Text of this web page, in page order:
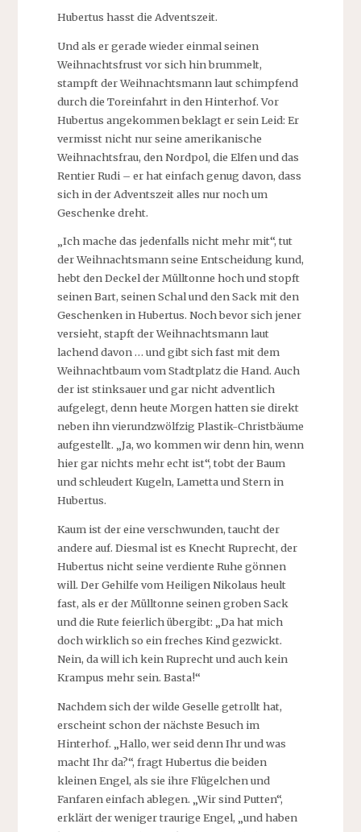
Hubertus hasst die Adventszeit.
Und als er gerade wieder einmal seinen
Weihnachtsfrust vor sich hin brummelt,
stampft der Weihnachtsmann laut schimpfend
durch die Toreinfahrt in den Hinterhof. Vor
Hubertus angekommen beklagt er sein Leid: Er
vermisst nicht nur seine amerikanische
Weihnachtsfrau, den Nordpol, die Elfen und das
Rentier Rudi – er hat einfach genug davon, dass
sich in der Adventszeit alles nur noch um
Geschenke dreht.
„Ich mache das jedenfalls nicht mehr mit“, tut
der Weihnachtsmann seine Entscheidung kund,
hebt den Deckel der Mülltonne hoch und stopft
seinen Bart, seinen Schal und den Sack mit den
Geschenken in Hubertus. Noch bevor sich jener
versieht, stapft der Weihnachtsmann laut
lachend davon … und gibt sich fast mit dem
Weihnachtbaum vom Stadtplatz die Hand. Auch
der ist stinksauer und gar nicht adventlich
aufgelegt, denn heute Morgen hatten sie direkt
neben ihn vierundzwölfzig Plastik-Christbäume
aufgestellt. „Ja, wo kommen wir denn hin, wenn
hier gar nichts mehr echt ist“, tobt der Baum
und schleudert Kugeln, Lametta und Stern in
Hubertus.
Kaum ist der eine verschwunden, taucht der
andere auf. Diesmal ist es Knecht Ruprecht, der
Hubertus nicht seine verdiente Ruhe gönnen
will. Der Gehilfe vom Heiligen Nikolaus heult
fast, als er der Mülltonne seinen groben Sack
und die Rute feierlich übergibt: „Da hat mich
doch wirklich so ein freches Kind gezwickt.
Nein, da will ich kein Ruprecht und auch kein
Krampus mehr sein. Basta!“
Nachdem sich der wilde Geselle getrollt hat,
erscheint schon der nächste Besuch im
Hinterhof. „Hallo, wer seid denn Ihr und was
macht Ihr da?“, fragt Hubertus die beiden
kleinen Engel, als sie ihre Flügelchen und
Fanfaren einfach ablegen. „Wir sind Putten“,
erklärt der weniger traurige Engel, „und haben